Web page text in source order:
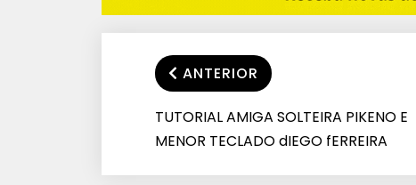
ANTERIOR
TUTORIAL AMIGA SOLTEIRA PIKENO E
MENOR TECLADO dIEGO fERREIRA